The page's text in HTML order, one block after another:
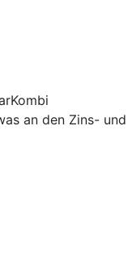
an den Zins- und